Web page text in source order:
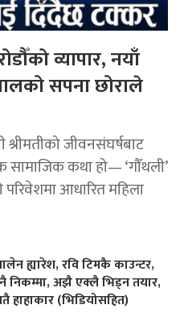
व्यापार, नयाँ
सपना छोराले
जीवनसंघर्षबाट
सामाजिक कथा हो— ‘गौँथली’
आधारित महिला
ह्यारेश, रवि टिमकै काउन्टर,
नै निकम्मा, अझै एक्लै भिड्न तयार,
हाहाकार (भिडियोसहित)